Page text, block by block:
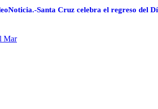
Santa Cruz celebra el regreso del
Mar